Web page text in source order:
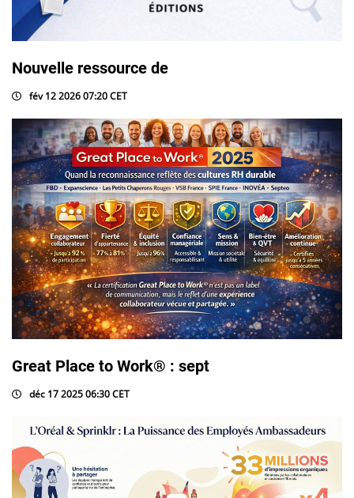
Nouvelle ressource de
fév 12 2026 07:20 CET
Great Place to Work® : sept
déc 17 2025 06:30 CET